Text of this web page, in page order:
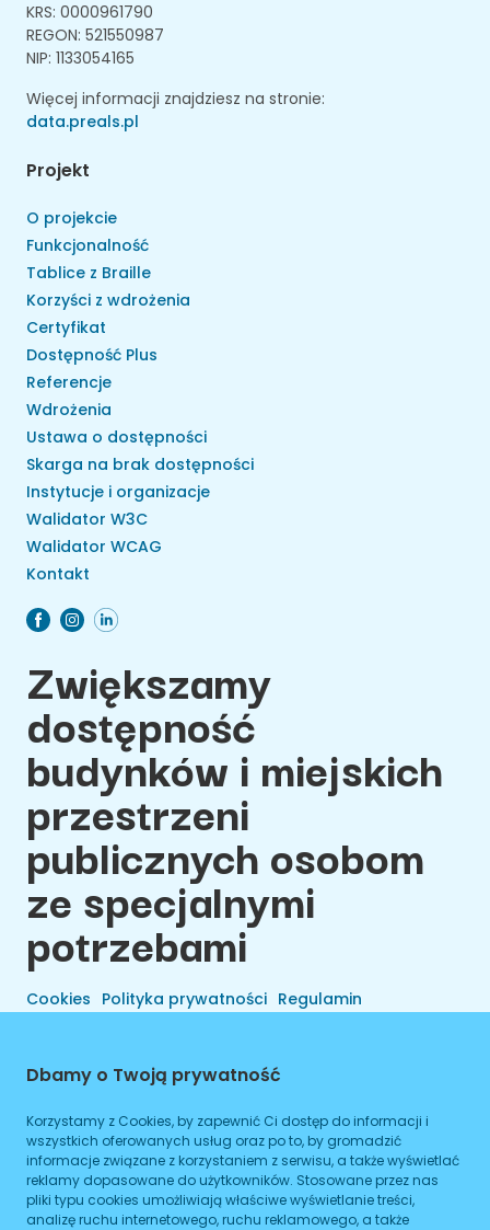
KRS: 0000961790
REGON: 521550987
NIP: 1133054165
Więcej informacji znajdziesz na stronie:
data.preals.pl
Projekt
O projekcie
Funkcjonalność
Tablice z Braille
Korzyści z wdrożenia
Certyfikat
Dostępność Plus
Referencje
Wdrożenia
Ustawa o dostępności
Skarga na brak dostępności
Instytucje i organizacje
Walidator W3C
Walidator WCAG
Kontakt
Zwiększamy
dostępność
budynków i miejskich
przestrzeni
publicznych osobom
ze specjalnymi
potrzebami
Cookies Polityka prywatności Regulamin
Dbamy o Twoją prywatność
Korzystamy z Cookies, by zapewnić Ci dostęp do informacji i
wszystkich oferowanych usług oraz po to, by gromadzić
informacje związane z korzystaniem z serwisu, a także wyświetlać
reklamy dopasowane do użytkowników. Stosowane przez nas
pliki typu cookies umożliwiają właściwe wyświetlanie treści,
analizę ruchu internetowego, ruchu reklamowego, a także